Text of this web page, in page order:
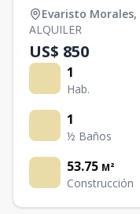
Evaristo Morales,
ALQUILER
US$ 850
1
Hab.
1
½ Baños
53.75 M²
Construcción